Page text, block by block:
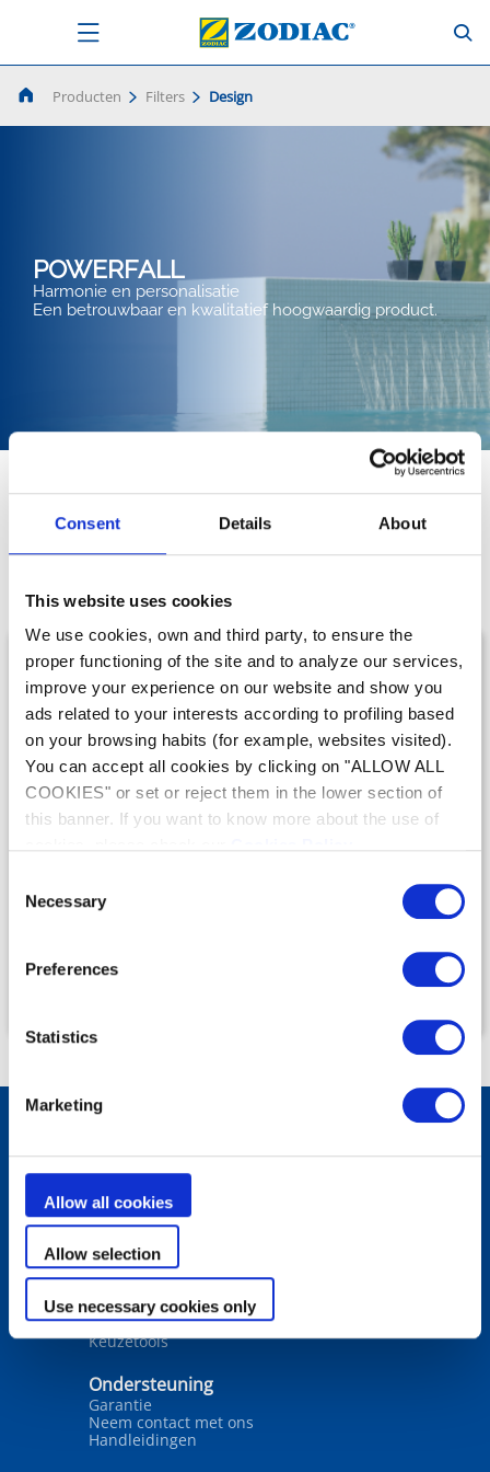
Consent Details About
This website uses cookies
We use cookies, own and third party, to ensure the
proper functioning of the site and to analyze our services,
improve your experience on our website and show you
ads related to your interests according to profiling based
on your browsing habits (for example, websites visited).
You can accept all cookies by clicking on "ALLOW ALL
COOKIES" or set or reject them in the lower section of
this banner. If you want to know more about the use of
Selection
Necessary
Preferences
Statistics
Marketing
Allow all cookies
Allow selection
Use necessary cookies only
Producten Filters Design
POWERFALL
Harmonie en personalisatie
Een betrouwbaar en kwalitatief hoogwaardig product.
Design
EEN ELEGANTE EN
TOPKWALITEIT
EEN EENVOUDIG TE
MILIEUVRIENDELIJKE
Producten
Filters
Waterbehandeling
Ontvochtiging
Wateranalyse
Oplossingen
Keuzetools
Ondersteuning
Garantie
Neem contact met ons
Handleidingen